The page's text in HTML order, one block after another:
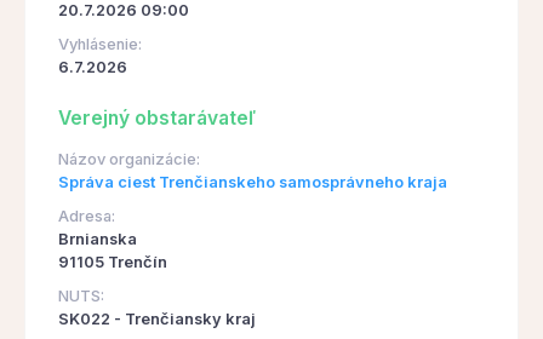
20.7.2026 09:00
Vyhlásenie:
6.7.2026
Verejný obstarávateľ
Názov organizácie:
Správa ciest Trenčianskeho samosprávneho kraja
Adresa:
Brnianska
91105 Trenčín
NUTS:
SK022 - Trenčiansky kraj